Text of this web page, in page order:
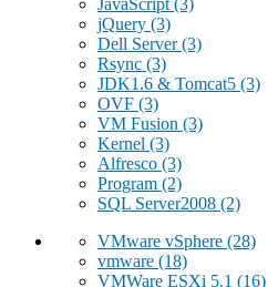
JavaScript (3)
jQuery (3)
Dell Server(3)
Rsync (3)
JDK1.6 & Tomcat5 (3)
OVF (3)
VM Fusion (3)
Kernel (3)
Alfresco (3)
Program (2)
SQL Server2008 (2)
VMware vSphere (28)
vmware (18)
VMWare ESXi 5.1 (16)